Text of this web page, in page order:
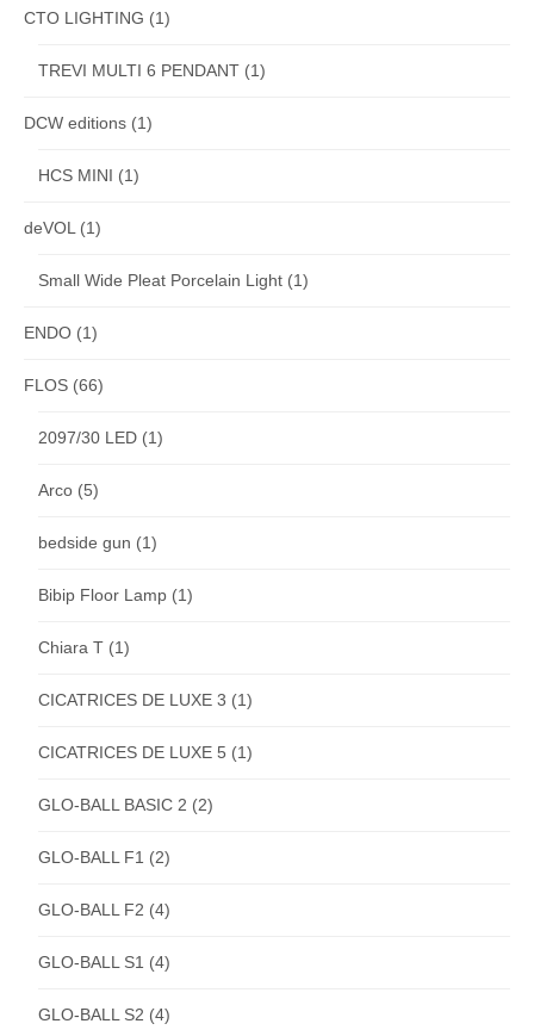
CTO LIGHTING (1)
TREVI MULTI 6 PENDANT (1)
DCW editions (1)
HCS MINI (1)
deVOL (1)
Small Wide Pleat Porcelain Light (1)
ENDO (1)
FLOS (66)
2097/30 LED (1)
Arco (5)
bedside gun (1)
Bibip Floor Lamp (1)
Chiara T (1)
CICATRICES DE LUXE 3 (1)
CICATRICES DE LUXE 5 (1)
GLO-BALL BASIC 2 (2)
GLO-BALL F1 (2)
GLO-BALL F2 (4)
GLO-BALL S1 (4)
GLO-BALL S2 (4)